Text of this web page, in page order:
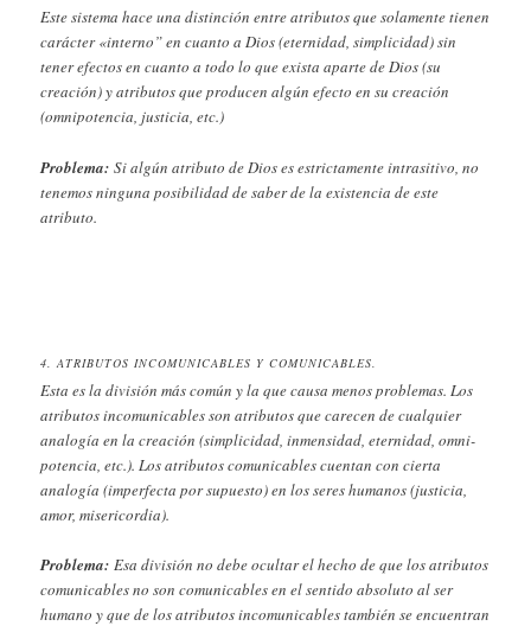
Este sistema hace una distinción entre atributos que solamente tienen
carácter «interno” en cuanto a Dios (eternidad, simplicidad) sin
tener efectos en cuanto a todo lo que exista aparte de Dios (su
creación) y atributos que producen algún efecto en su creación
(omnipotencia, justicia, etc.)
Problema: Si algún atributo de Dios es estrictamente intrasitivo, no
tenemos ninguna posibilidad de saber de la existencia de este
atributo.
4. ATRIBUTOS INCOMUNICABLES Y COMUNICABLES.
Esta es la división más común y la que causa menos problemas. Los
atributos incomunicables son atributos que carecen de cualquier
analogía en la creación (simplicidad, inmensidad, eternidad, omni-
potencia, etc.). Los atributos comunicables cuentan con cierta
analogía (imperfecta por supuesto) en los seres humanos (justicia,
amor, misericordia).
Problema: Esa división no debe ocultar el hecho de que los atributos
comunicables no son comunicables en el sentido absoluto al ser
humano y que de los atributos incomunicables también se encuentran